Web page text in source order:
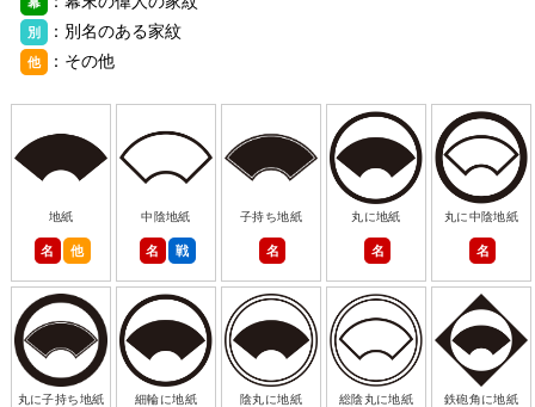
別 ：別名のある家紋
他 ：その他
地紙
名 他
中陰地紙
名 戦
子持ち地紙
名
丸に地紙
名
丸に中陰地紙
名
丸に子持ち地紙 細輪に地紙 陰丸に地紙 総陰丸に地紙 鉄砲角に地紙